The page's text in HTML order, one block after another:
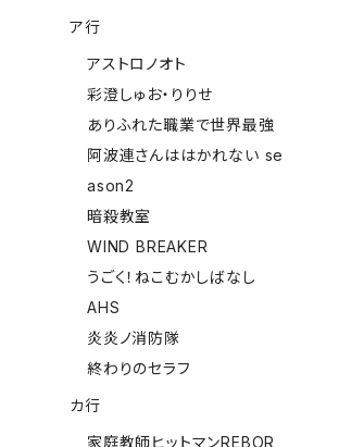
ア行
アストロノオト
彩澄しゅお・りりせ
ありふれた職業で世界最強
阿波連さんははかれない se
ason2
暗殺教室
WIND BREAKER
うごく！ねこむかしばなし
AHS
炎炎ノ消防隊
終わりのセラフ
カ行
家庭教師ヒットマンREBOR